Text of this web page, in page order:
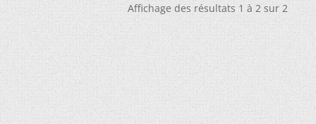
Affichage des résultats 1 à 2 sur 2